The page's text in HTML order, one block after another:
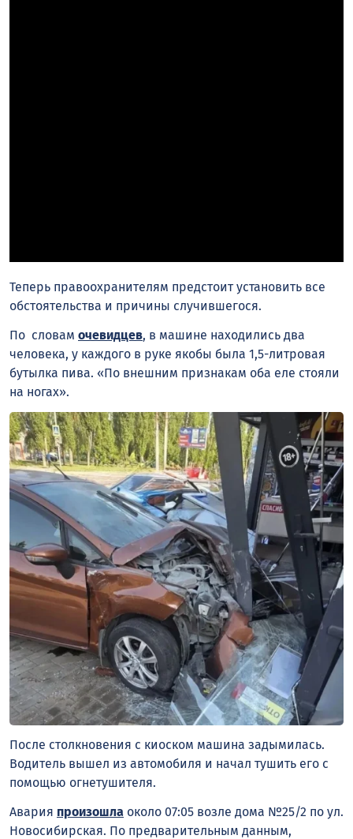
Теперь правоохранителям предстоит установить все
обстоятельства и причины случившегося.
По словам очевидцев, в машине находились два
человека, у каждого в руке якобы была 1,5-литровая
бутылка пива. «По внешним признакам оба еле стояли
на ногах».
После столкновения с киоском машина задымилась.
Водитель вышел из автомобиля и начал тушить его с
помощью огнетушителя.
Авария произошла около 07:05 возле дома №25/2 по ул.
Новосибирская. По предварительным данным,